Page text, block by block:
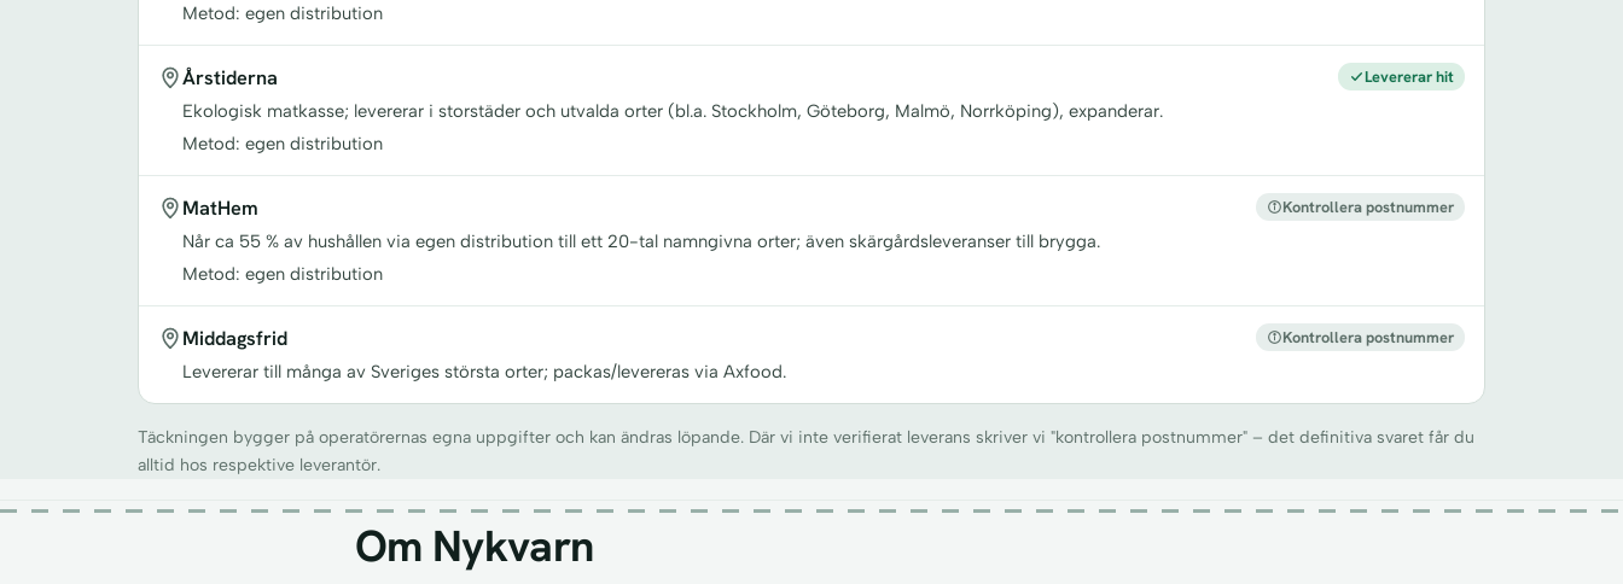
Metod: egen distribution
Årstiderna
Ekologisk matkasse; levererar i storstäder och utvalda orter (bl.a. Stockholm, Göteborg, Malmö, Norrköping), expanderar.
Metod: egen distribution
Levererar hit
MatHem
Når ca 55 % av hushållen via egen distribution till ett 20-tal namngivna orter; även skärgårdsleveranser till brygga.
Metod: egen distribution
Kontrollera postnummer
Middagsfrid
Levererar till många av Sveriges största orter; packas/levereras via Axfood.
Kontrollera postnummer
Täckningen bygger på operatörernas egna uppgifter och kan ändras löpande. Där vi inte verifierat leverans skriver vi "kontrollera postnummer" – det definitiva svaret får du
alltid hos respektive leverantör.
Om Nykvarn